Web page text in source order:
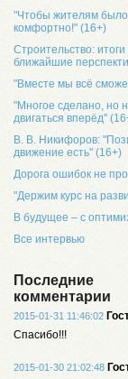
"Чтобы жителям было
комфортно!" (16+)
Строительство: итоги
ближайшие
"Вместе мы всё
"Многое сделано, но
двигаться вперёд"
В. В. Никифоров:
движение есть" (16+)
Дорога ошибок не
"Держим курс на
В будущее – с
Все интервью
Последние
комментарии
2015-01-31 11:46:02
Спасибо!!!
2015-01-30 21:02:48